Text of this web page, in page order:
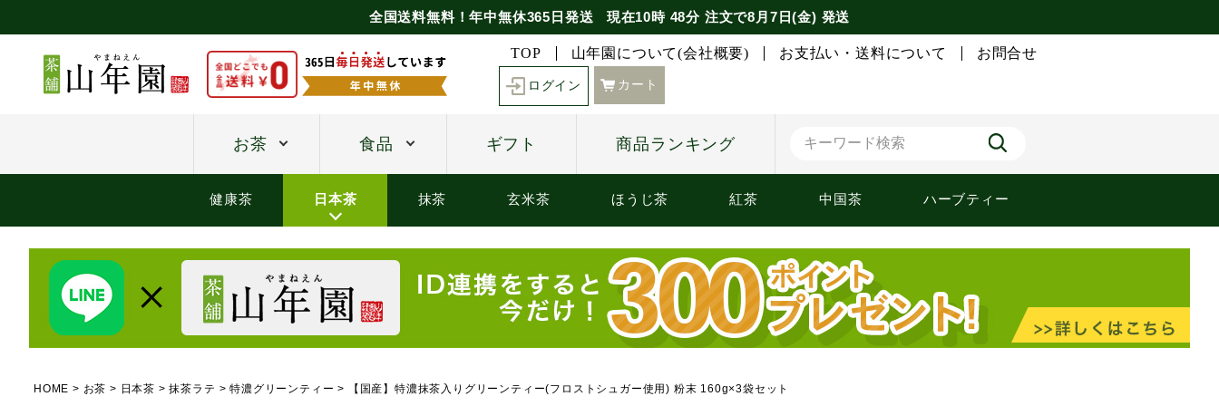
全国送料無料！年中無休365日発送 現在10時 48分 注文で8月7日(金) 発送
TOP 山年園について(会社概要) お支払い・送料について お問合せ
ログイン カート
お茶 食品 ギフト 商品ランキング
健康茶 日本茶 抹茶 玄米茶 ほうじ茶 紅茶 中国茶 ハーブティー
HOME お茶 日本茶 抹茶ラテ 特濃グリーンティー 【国産】特濃抹茶入りグリーンティー(フロストシュガー使用) 粉末 160g×3袋セット